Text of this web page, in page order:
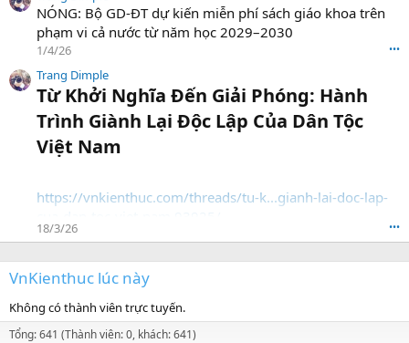
NÓNG: Bộ GD-ĐT dự kiến miễn phí sách giáo khoa trên
phạm vi cả nước từ năm học 2029–2030
1/4/26 •••
Trang Dimple
Từ Khởi Nghĩa Đến Giải Phóng: Hành
Trình Giành Lại Độc Lập Của Dân Tộc
Việt Nam​
https://vnkienthuc.com/threads/tu-k...gianh-lai-doc-lap-
18/3/26 •••
VnKienthuc lúc này
Không có thành viên trực tuyến.
Tổng: 641 (Thành viên: 0, khách: 641)